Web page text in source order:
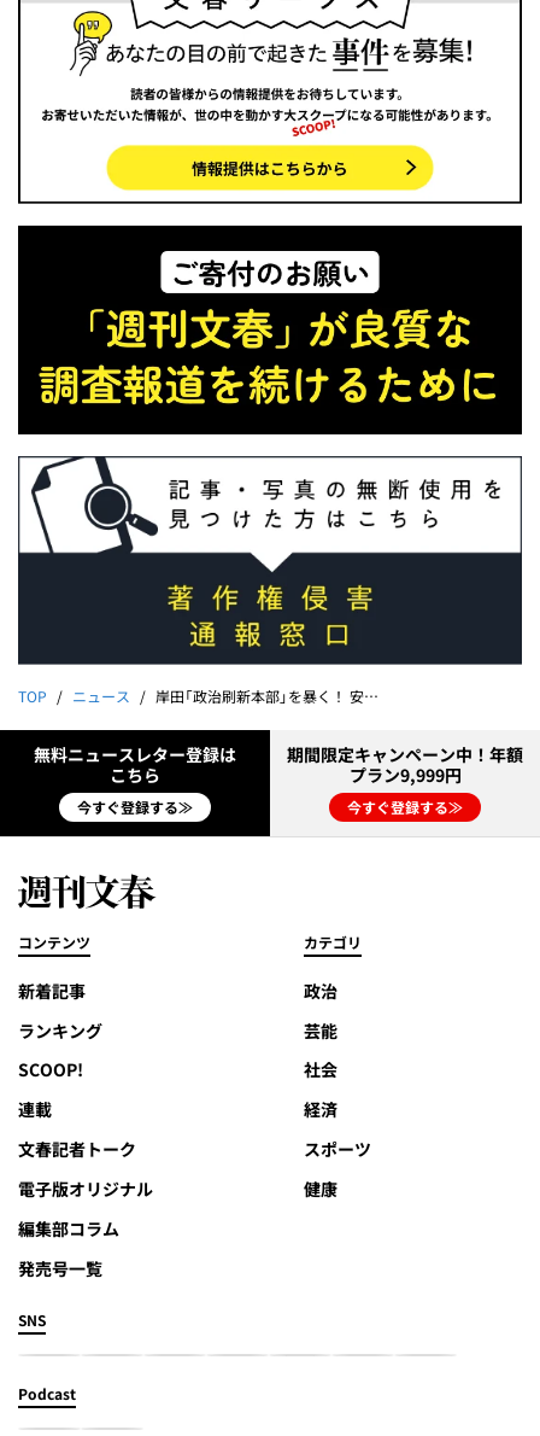
TOP ニュース 岸田「政治刷新本部」を暴く！ 安倍派会計責任者謀議メモで 西村康稔「検察審査会が心配だ」
無料ニュースレター登録は
こちら
今すぐ登録する≫
期間限定キャンペーン中！年額
プラン9,999円
今すぐ登録する≫
コンテンツ
新着記事
ランキング
SCOOP!
連載
文春記者トーク
電子版オリジナル
編集部コラム
発売号一覧
カテゴリ
政治
芸能
社会
経済
スポーツ
健康
SNS
Podcast